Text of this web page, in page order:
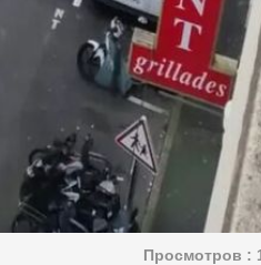
Просмотров :